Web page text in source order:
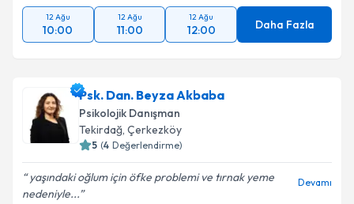
12 Ağu
10:00
12 Ağu
11:00
12 Ağu
12:00 Daha Fazla
Psk. Dan. Beyza Akbaba
Psikolojik Danışman
Tekirdağ, Çerkezköy
5 (4 Değerlendirme)
yaşındaki oğlum için öfke problemi ve tırnak yeme
nedeniyle...
Devamı